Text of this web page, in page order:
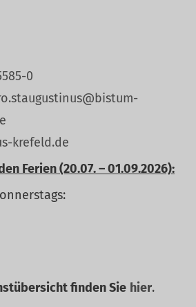
0
krefeld.de
Ferien (20.07. – 01.09.2026):
finden Sie hier.